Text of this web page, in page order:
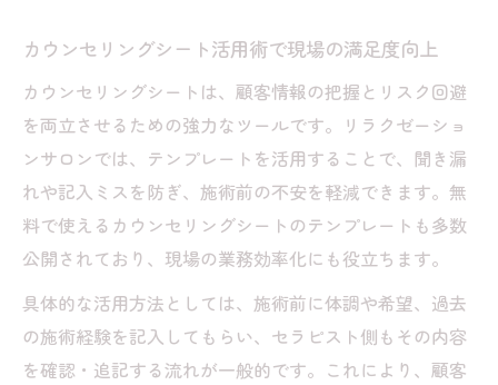
カウンセリングシート活用術で現場の満足度向上
カウンセリングシートは、顧客情報の把握とリスク回避
を両立させるための強力なツールです。リラクゼーショ
ンサロンでは、テンプレートを活用することで、聞き漏
れや記入ミスを防ぎ、施術前の不安を軽減できます。無
料で使えるカウンセリングシートのテンプレートも多数
公開されており、現場の業務効率化にも役立ちます。
具体的な活用方法としては、施術前に体調や希望、過去
の施術経験を記入してもらい、セラピスト側もその内容
を確認・追記する流れが一般的です。これにより、顧客